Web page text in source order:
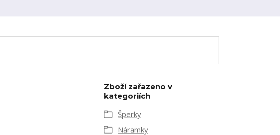
Zboží zařazeno v
kategoriích
Šperky
Náramky